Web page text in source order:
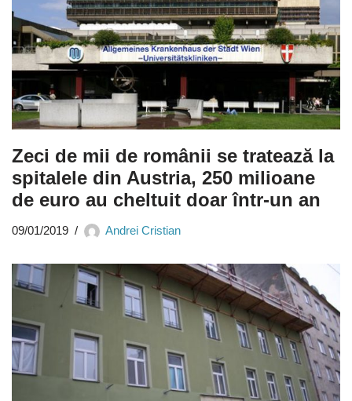
Zeci de mii de românii se tratează la
spitalele din Austria, 250 milioane
de euro au cheltuit doar într-un an
09/01/2019 Andrei Cristian